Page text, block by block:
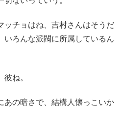
ッチョはね、吉村さんはそうだ
いろんな派閥に所属しているん
彼ね。
あの暗さで、結構人懐っこいか